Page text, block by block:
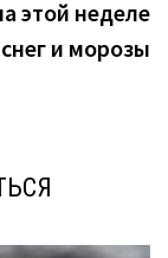
этой неделе
и морозы